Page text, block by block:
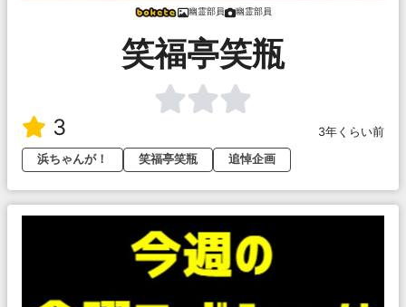
幽霊部員 幽霊部員
笑福亭笑瓶
3
3年くらい前
浜ちゃんが！
笑福亭笑瓶 追悼企画